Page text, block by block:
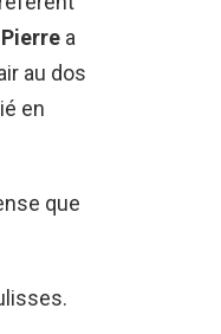
a
au dos
en
que